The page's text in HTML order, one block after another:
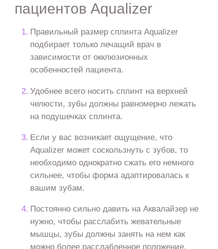
пациентов Aqualizer
Правильный размер сплинта Aqualizer
подбирает только лечащий врач в
зависимости от окклюзионных
особенностей пациента.
Удобнее всего носить сплинт на верхней
челюсти, зубы должны равномерно лежать
на подушечках сплинта.
Если у вас возникает ощущение, что
Aqualizer может соскользнуть с зубов, то
необходимо однократно сжать его немного
сильнее, чтобы форма адаптировалась к
вашим зубам.
Постоянно сильно давить на Аквалайзер не
нужно, чтобы расслабить жевательные
мышцы, зубы должны занять на нем как
можно более расслабленное положение.